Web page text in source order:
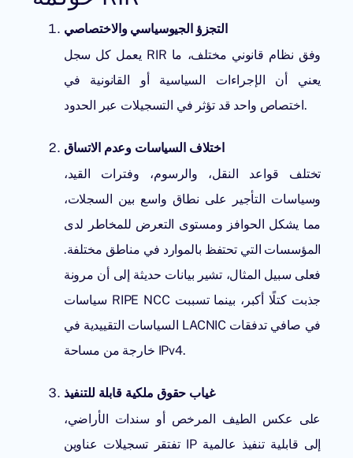
التجزؤ الجيوسياسي والاختصاصي
يعمل كل سجل RIR وفق نظام قانوني مختلف، ما
يعني أن الإجراءات السياسية أو القانونية في
اختصاص واحد قد تؤثر في التسجيلات عبر الحدود.
اختلاف السياسات وعدم الاتساق
تختلف قواعد النقل، والرسوم، وفترات القيد،
وسياسات التأجير على نطاق واسع بين السجلات،
مما يشكل الحوافز ومستوى التعرض للمخاطر لدى
المؤسسات التي تحتفظ بالموارد في مناطق مختلفة.
فعلى سبيل المثال، تشير بيانات حديثة إلى أن مرونة
سياسات RIPE NCC
السياسات التقييدية في LACNIC في صافي تدفقات
خارجة من مساحة IPv4.
غياب حقوق ملكية قابلة للتنفيذ
على عكس الطيف المرخص أو سندات الأراضي،
تفتقر تسجيلات عناوين IP إلى قابلية تنفيذ عالمية